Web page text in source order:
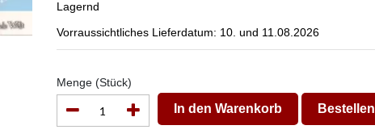
Lagernd
Vorraussichtliches Lieferdatum: 10. und 11.08.2026
Menge (Stück)
In den Warenkorb Bestellen